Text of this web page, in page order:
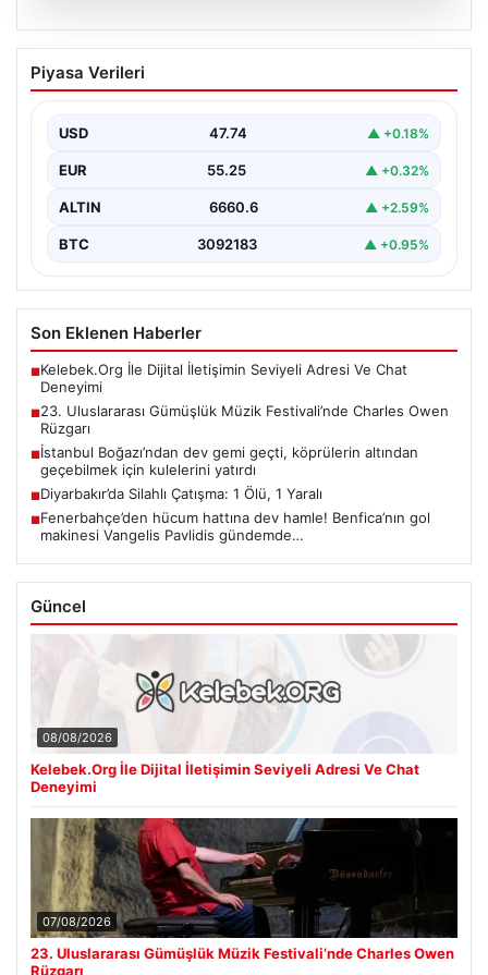
07.08.2026
23. Uluslararası Gümüşlük Müzik
Festivali’nde Charles Owen Rüzgarı
Müzik Festivali, sanatseverleri büyüleyen bir
atmosferde devam ediyor.…
Piyasa Verileri
USD 47.74 ▲ +0.18%
EUR 55.25 ▲ +0.32%
ALTIN 6660.6 ▲ +2.59%
BTC 3092183 ▲ +0.95%
Son Eklenen Haberler
■Kelebek.Org İle Dijital İletişimin Seviyeli Adresi Ve Chat
Deneyimi
■23. Uluslararası Gümüşlük Müzik Festivali’nde Charles Owen
Rüzgarı
■İstanbul Boğazı’ndan dev gemi geçti, köprülerin altından
geçebilmek için kulelerini yatırdı
■Diyarbakır’da Silahlı Çatışma: 1 Ölü, 1 Yaralı
■Fenerbahçe’den hücum hattına dev hamle! Benfica’nın gol
makinesi Vangelis Pavlidis gündemde…
Güncel
08/08/2026
Kelebek.Org İle Dijital İletişimin Seviyeli Adresi Ve Chat
Deneyimi
07/08/2026
23. Uluslararası Gümüşlük Müzik Festivali’nde Charles Owen
Rüzgarı